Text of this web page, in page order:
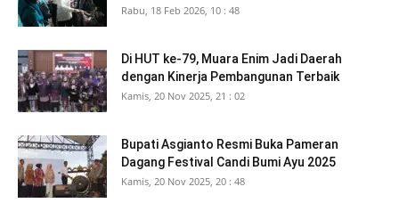
Rabu, 18 Feb 2026, 10 : 48
Di HUT ke-79, Muara Enim Jadi Daerah
dengan Kinerja Pembangunan Terbaik
Kamis, 20 Nov 2025, 21 : 02
Bupati Asgianto Resmi Buka Pameran
Dagang Festival Candi Bumi Ayu 2025
Kamis, 20 Nov 2025, 20 : 48